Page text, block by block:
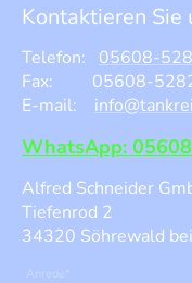
Kontaktieren Sie
Anrede *
Telefon: 05608-
Fax: 05608-
E-mail:
WhatsApp:
Alfred Schneider
Tiefenrod 2
34320 Söhrewald